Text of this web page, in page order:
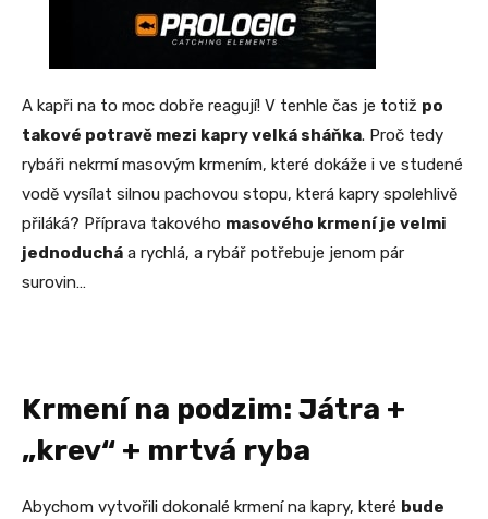
A kapři na to moc dobře reagují! V tenhle čas je totiž po
takové potravě mezi kapry velká sháňka. Proč tedy
rybáři nekrmí masovým krmením, které dokáže i ve studené
vodě vysílat silnou pachovou stopu, která kapry spolehlivě
přiláká? Příprava takového masového krmení je velmi
jednoduchá a rychlá, a rybář potřebuje jenom pár
surovin…
Krmení na podzim: Játra +
„krev“ + mrtvá ryba
Abychom vytvořili dokonalé krmení na kapry, které bude